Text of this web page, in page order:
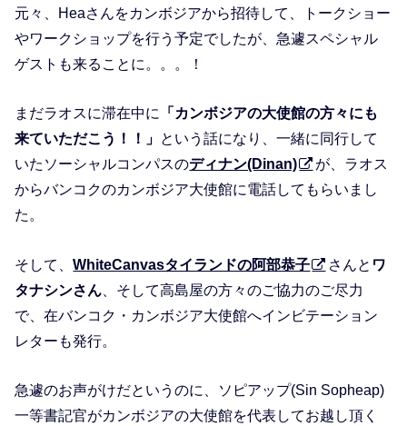
元々、Heaさんをカンボジアから招待して、トークショー
やワークショップを行う予定でしたが、急遽スペシャル
ゲストも来ることに。。。！
まだラオスに滞在中に
「カンボジアの大使館の方々にも
来ていただこう！！」 という話になり、一緒に同行して
いたソーシャルコンパスのディナン(Dinan)
が、ラオス
からバンコクのカンボジア大使館に電話してもらいまし
た。
そして、WhiteCanvasタイランドの阿部恭子 さんと ワ
タナシンさん 、そして高島屋の方々のご協力のご尽力
で、在バンコク・カンボジア大使館へインビテーション
レターも発行。
急遽のお声がけだというのに、ソピアップ(Sin Sopheap)
一等書記官がカンボジアの大使館を代表してお越し頂く